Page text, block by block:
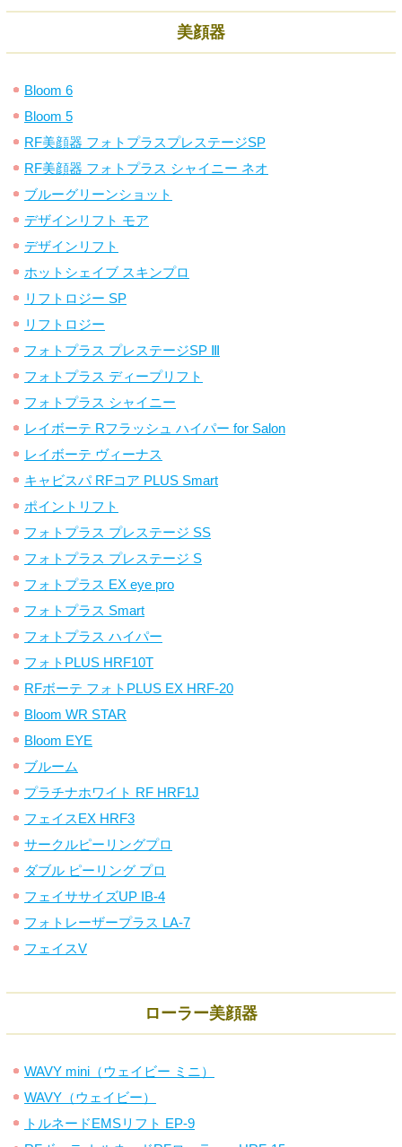
美顔器
Bloom 6
Bloom 5
RF美顔器 フォトプラスプレステージSP
RF美顔器 フォトプラス シャイニー ネオ
ブルーグリーンショット
デザインリフト モア
デザインリフト
ホットシェイブ スキンプロ
リフトロジー SP
リフトロジー
フォトプラス プレステージSP Ⅲ
フォトプラス ディープリフト
フォトプラス シャイニー
レイボーテ Rフラッシュ ハイパー for Salon
レイボーテ ヴィーナス
キャビスパ RFコア PLUS Smart
ポイントリフト
フォトプラス プレステージ SS
フォトプラス プレステージ S
フォトプラス EX eye pro
フォトプラス Smart
フォトプラス ハイパー
フォトPLUS HRF10T
RFボーテ フォトPLUS EX HRF-20
Bloom WR STAR
Bloom EYE
ブルーム
プラチナホワイト RF HRF1J
フェイスEX HRF3
サークルピーリングプロ
ダブル ピーリング プロ
フェイササイズUP IB-4
フォトレーザープラス LA-7
フェイスV
ローラー美顔器
WAVY mini（ウェイビー ミニ）
WAVY（ウェイビー）
トルネードEMSリフト EP-9